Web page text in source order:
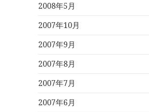
2008年5月
2007年10月
2007年9月
2007年8月
2007年7月
2007年6月